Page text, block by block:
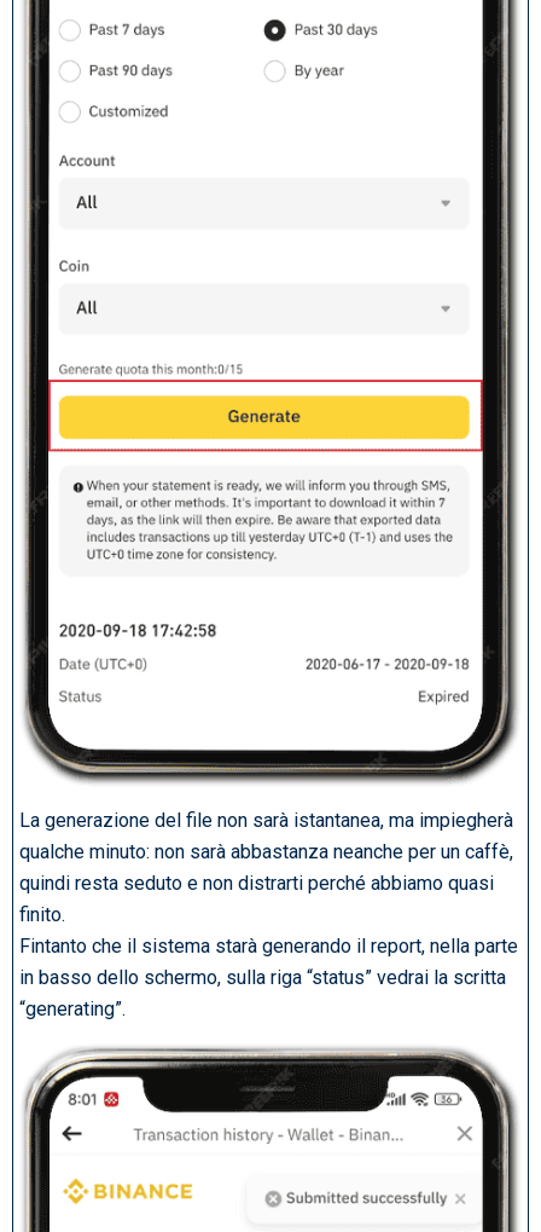
La generazione del file non sarà istantanea, ma impiegherà
qualche minuto: non sarà abbastanza neanche per un caffè,
quindi resta seduto e non distrarti perché abbiamo quasi
finito.
Fintanto che il sistema starà generando il report, nella parte
in basso dello schermo, sulla riga “status” vedrai la scritta
“generating”.